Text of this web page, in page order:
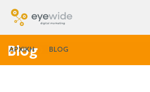
ΑΡΧΙΚΗ BLOG
Blog